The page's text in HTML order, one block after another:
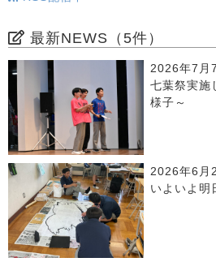
最新NEWS（5件）
2026年7月
七葉祭実施
様子～
2026年6月
いよいよ明